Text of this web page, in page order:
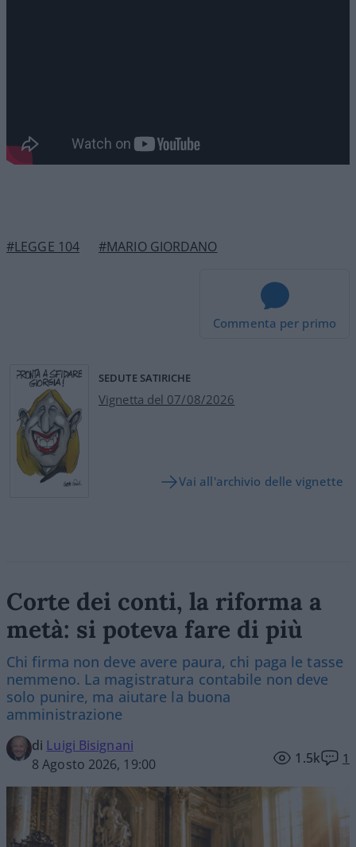
#LEGGE 104 #MARIO GIORDANO
Commenta per primo
SEDUTE SATIRICHE
Vignetta del 07/08/2026
Vai all'archivio delle vignette
Corte dei conti, la riforma a
metà: si poteva fare di più
Chi firma non deve avere paura, chi paga le tasse
nemmeno. La magistratura contabile non deve
solo punire, ma aiutare la buona
amministrazione
di Luigi Bisignani
8 Agosto 2026, 19:00
1.5k 1